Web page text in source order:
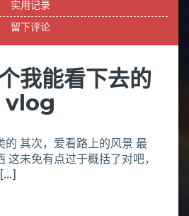
实用记录
留下评论
我能看下去的
vlog
的 其次，爱看路上的风景 最
这未免有点过于概括了对吧，